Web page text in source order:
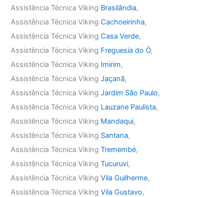
Assistência Técnica Viking Brasilândia,
Assistência Técnica VikingCachoeirinha,
Assistência Técnica VikingCasa Verde,
Assistência Técnica Viking Freguesia do Ó,
Assistência Técnica Viking Imirim,
Assistência Técnica VikingJaçanã,
Assistência Técnica VikingJardim São Paulo,
Assistência Técnica Viking Lauzane Paulista,
Assistência Técnica Viking Mandaqui,
Assistência Técnica Viking Santana,
Assistência Técnica VikingTremembé,
Assistência Técnica VikingTucuruvi,
Assistência Técnica VikingVila Guilherme,
Assistência Técnica VikingVila Gustavo,